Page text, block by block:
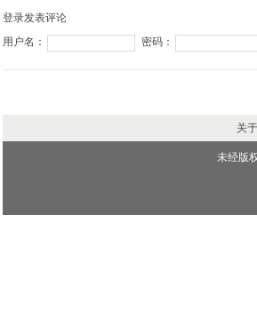
登录发表评论
用户名：
密码：
关
未经版